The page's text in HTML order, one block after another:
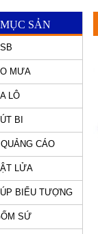
SẢN
MƯA
LÔ
BI
CÁO
LỬA
BIỂU TƯỢNG
SỨ